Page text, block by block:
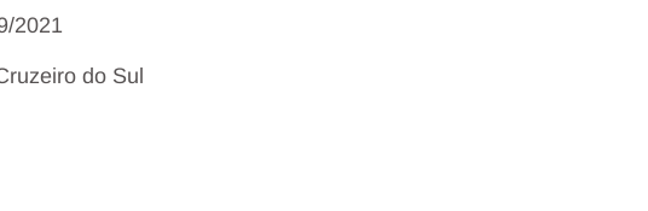
2021
do Sul